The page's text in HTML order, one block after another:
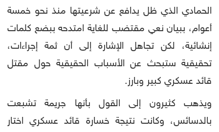
الحمادي الذي ظل يدافع عن شرعيتها منذ نحو خمسة
أعوام، ببيان نعي مقتضب للغاية امتدحه ببضع كلمات
إنشائية، لكن تجاهل الإشارة إلى أن ثمة إجراءات،
تحقيقية ستبحث عن الأسباب الحقيقية حول مقتل
قائد عسكري كبير وبارز.
ويذهب كثيرون إلى القول بأنها جريمة تشبعت
بالدسائس، وكانت نتيجة خسارة قائد عسكري اختار